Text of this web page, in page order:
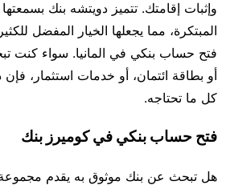
وإثبات إقامتك. تتميز دويتشه بنك
المبتكرة، مما يجعلها الخيار المفضل
فتح حساب بنكي في المانيا. سواء
أو بطاقة ائتمان، أو خدمات استثمار،
كل ما تحتاجه.
فتح حساب بنكي في كوميرز بنك
هل تبحث عن بنك موثوق به يقدم